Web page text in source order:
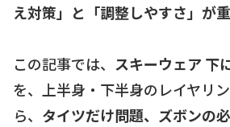
え対策」と「調整しやすさ」が
この記事では、 スキーウェア 下
を、上半身・下半身のレイヤリ
ら、 タイツだけ問題、ズボンの